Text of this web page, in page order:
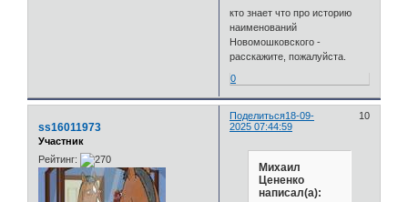
кто знает что про историю
наименований
Новомошковского -
расскажите, пожалуйста.
0
Поделиться 10
18-09-
2025 07:44:59
ss16011973
Участник
Рейтинг:
Михаил
Цененко
написал(а):